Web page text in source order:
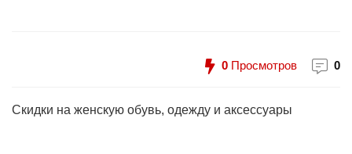
0 Просмотров 0
Скидки на женскую обувь, одежду и аксессуары